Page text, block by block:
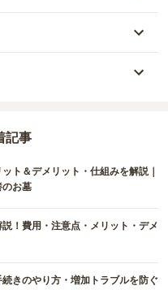
記事
ト＆デメリット・仕組みを解説｜
のお墓
！費用・注意点・メリット・デメ
きのやり方・増加トラブルを防ぐ